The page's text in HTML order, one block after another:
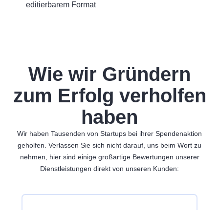
editierbarem Format
Wie wir Gründern
zum Erfolg verholfen
haben
Wir haben Tausenden von Startups bei ihrer Spendenaktion
geholfen. Verlassen Sie sich nicht darauf, uns beim Wort zu
nehmen, hier sind einige großartige Bewertungen unserer
Dienstleistungen direkt von unseren Kunden: